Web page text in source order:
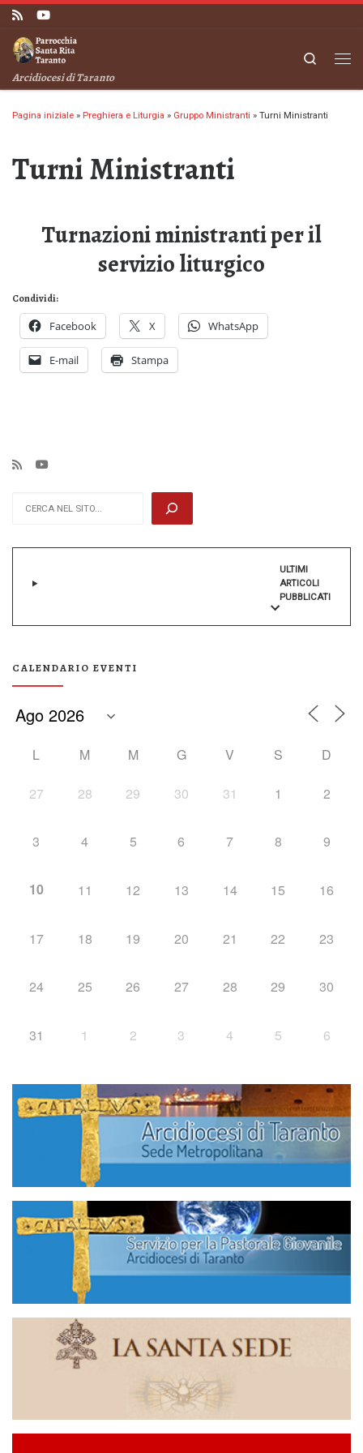
Passa al contenuto
Arcidiocesi di Taranto
Search
Pagina iniziale » Preghiera e Liturgia » Gruppo Ministranti » Turni Ministranti
Turni Ministranti
Turnazioni ministranti per il
servizio liturgico
Condividi:
Facebook X WhatsApp
E-mail Stampa
ULTIMI
ARTICOLI
PUBBLICATI
CALENDARIO EVENTI
L M M G V S D
27 28 29 30 31 1 2
3 4 5 6 7 8 9
10 11 12 13 14 15 16
17 18 19 20 21 22 23
24 25 26 27 28 29 30
31 1 2 3 4 5 6